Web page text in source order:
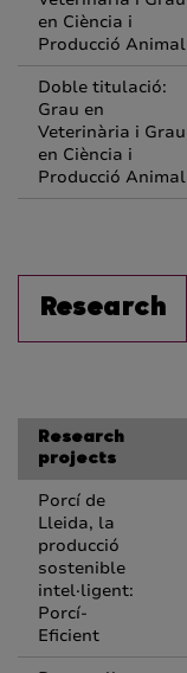
en Ciència i
Producció Animal
Doble titulació:
Grau en
Veterinària i Grau
en Ciència i
Producció Animal
Research
Research
projects
Porcí de
Lleida, la
producció
sostenible
intel·ligent:
Porcí-
Eficient